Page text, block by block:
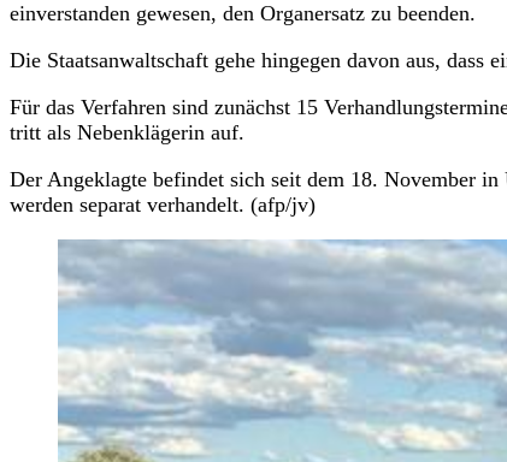
einverstanden gewesen, den Organersatz zu beenden.
Die Staatsanwaltschaft gehe hingegen davon aus, dass
Für das Verfahren sind zunächst 15
tritt als Nebenklägerin auf.
Der Angeklagte befindet sich seit dem 18. November
werden separat verhandelt. (afp/jv)